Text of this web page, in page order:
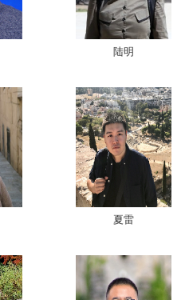
陆明
夏雷